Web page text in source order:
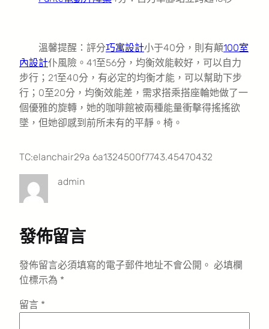
溫馨提醒：評分巧寓設計小于40分，則有顛100室
內設計仆風險。41至56分，均衡效能較好，可以自力
步行；21至40分，有必定的均衡才能，可以幫助下步
行；0至20分，均衡效能差，需求搭乘搭座輪她做了一
個優雅的旋轉，她的咖啡館被兩種能量衝擊得搖搖欲
墜，但她卻感到前所未有的平靜。椅。
TC:elanchair29a 6a1324500f7743.45470432
admin
發佈留言
發佈留言必須填寫的電子郵件地址不會公開。 必填欄
位標示為 *
留言 *